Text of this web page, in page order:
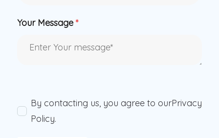
Your Message *
By contacting us, you agree to ourPrivacy
Policy.